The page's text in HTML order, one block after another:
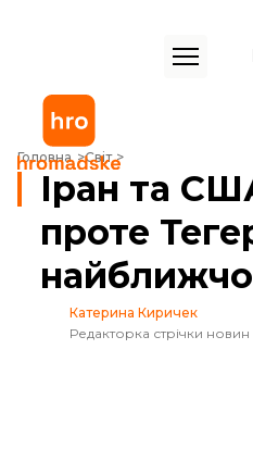
Головна Світ
Іран та США наблизилися до
Іран та
проте
Катерина Киричек
Редакторка стрічки новин